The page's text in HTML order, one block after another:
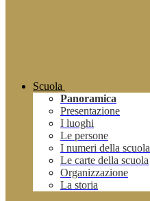
Scuola
Panoramica
Presentazione
I luoghi
Le persone
I numeri della scuola
Le carte della scuola
Organizzazione
La storia